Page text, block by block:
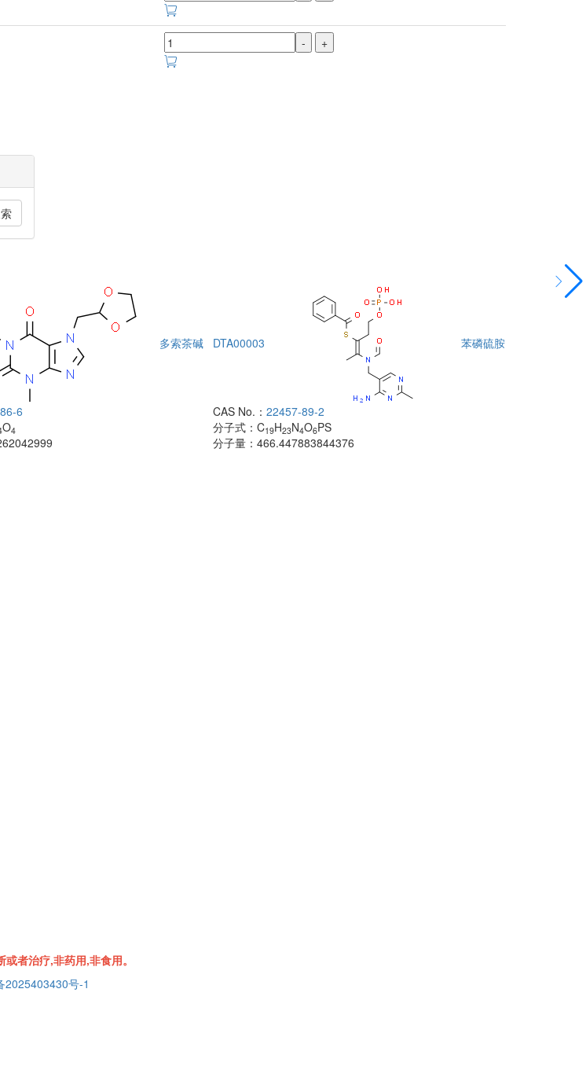
- +
多索茶碱
6
O4
DTA00003 苯磷硫胺
CAS No.： 22457-89-2
分子式： C19H23N4O6PS
分子量： 466.447883844376
者治疗,非药用,非食用。
2025403430号-1